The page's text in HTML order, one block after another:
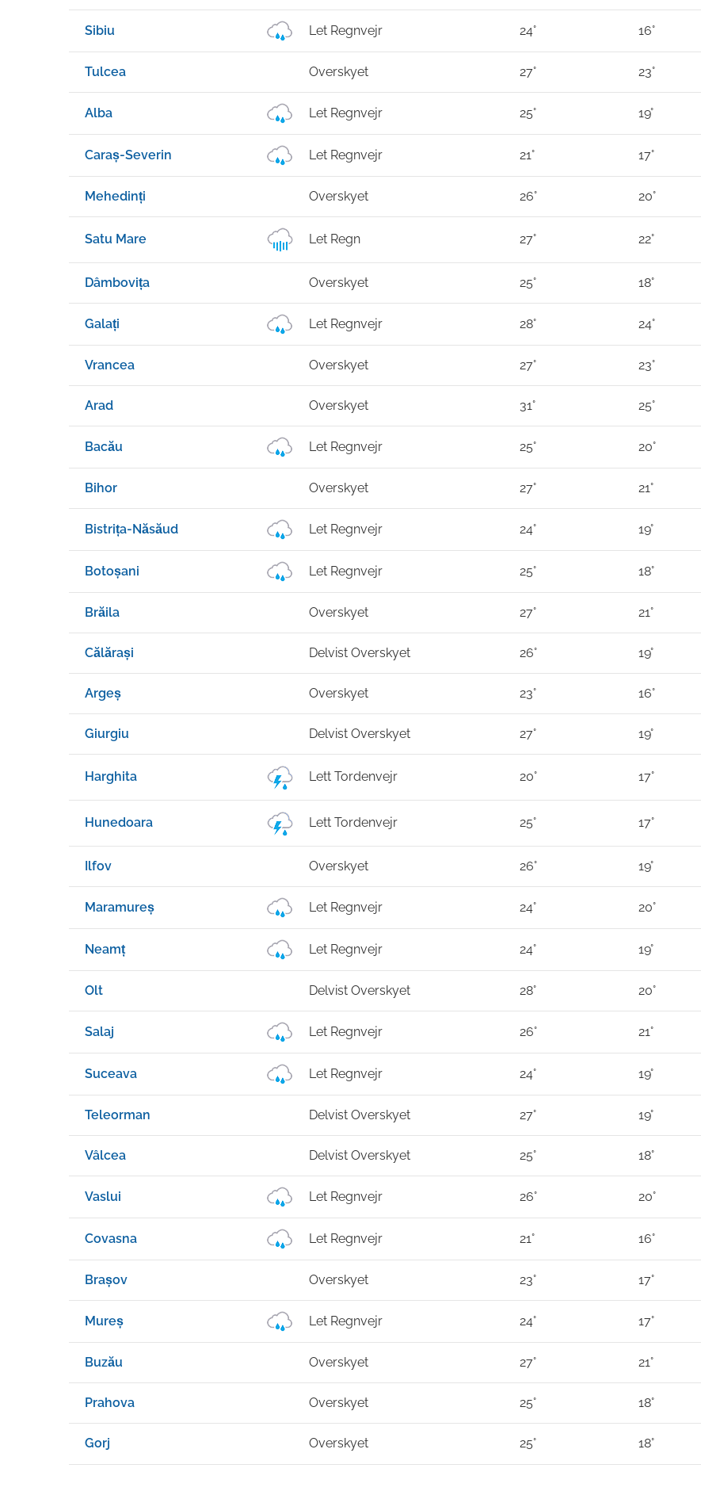
Sibiu Let Regnvejr 24° 16°
Tulcea Overskyet 27° 23°
Alba Let Regnvejr 25° 19°
Caraș-Severin Let Regnvejr 21° 17°
Mehedinți Overskyet 26° 20°
Satu Mare Let Regn 27° 22°
Dâmbovița Overskyet 25° 18°
Galați Let Regnvejr 28° 24°
Vrancea Overskyet 27° 23°
Arad Overskyet 31° 25°
Bacău Let Regnvejr 25° 20°
Bihor Overskyet 27° 21°
Bistrița-Năsăud Let Regnvejr 24° 19°
Botoșani Let Regnvejr 25° 18°
Brăila Overskyet 27° 21°
Călărași Delvist Overskyet 26° 19°
Argeș Overskyet 23° 16°
Giurgiu Delvist Overskyet 27° 19°
Harghita Lett Tordenvejr 20° 17°
Hunedoara Lett Tordenvejr 25° 17°
Ilfov Overskyet 26° 19°
Maramureș Let Regnvejr 24° 20°
Neamț Let Regnvejr 24° 19°
Olt Delvist Overskyet 28° 20°
Salaj Let Regnvejr 26° 21°
Suceava Let Regnvejr 24° 19°
Teleorman Delvist Overskyet 27° 19°
Vâlcea Delvist Overskyet 25° 18°
Vaslui Let Regnvejr 26° 20°
Covasna Let Regnvejr 21° 16°
Brașov Overskyet 23° 17°
Mureș Let Regnvejr 24° 17°
Buzău Overskyet 27° 21°
Prahova Overskyet 25° 18°
Gorj Overskyet 25° 18°